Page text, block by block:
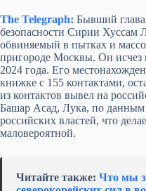
The Telegraph: Бывший глава
безопасности Сирии Хуссам
обвиняемый в пытках и
пригороде Москвы. Он исчез
2024 года. Его
книжке с 155 контактами,
из контактов вывел на
Башар Асад, Лука, по данным
российских властей, что
маловероятной.
Читайте также: Что мы